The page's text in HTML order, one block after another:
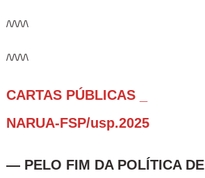
/\/\/\/\
/\/\/\/\
CARTAS PÚBLICAS _
NARUA-FSP/usp.2025
— PELO FIM DA POLÍTICA DE